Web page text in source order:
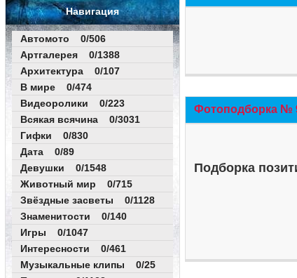
Навигация
Автомото 0/506
Артгалерея 0/1388
Архитектура 0/107
В мире 0/474
Видеоролики 0/223
Всякая всячина 0/3031
Гифки 0/830
Дата 0/89
Девушки 0/1548
Животный мир 0/715
Звёздные засветы 0/1128
Знаменитости 0/140
Игры 0/1047
Интересности 0/461
Музыкальные клипы 0/25
Фотоподборка №
Подборка